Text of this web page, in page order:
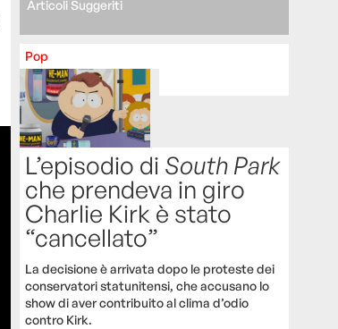
Articoli Suggeriti
Pop
L’episodio di South Park
che prendeva in giro
Charlie Kirk è stato
“cancellato”
La decisione è arrivata dopo le proteste dei
conservatori statunitensi, che accusano lo
show di aver contribuito al clima d’odio
contro Kirk.